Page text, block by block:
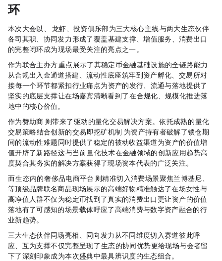
环
本次大会以RWA、OpenClaw龙虾、投资俱乐部为三大核心主线，SFI与两大生态伙伴
各司其职、协同发力，形成了覆盖“基建支撑、增值服务、消费出口”
的完整闭环，成为现场最受关注的亮点之一。
作为联合主办方，SFI重点展示了其稳定币金融基础设施的全链路能力：
从合规出入金通道搭建、流动性底座筑牢，到RWA资产孵化、交易所对
接，每一个环节都紧扣行业痛点，为RWA资产的发行、流通与落地提供了
坚实的底层支撑，让在场嘉宾清晰看到了SFI在合规化、规模化推进RWA落
地中的核心价值。
作为赞助商，COPX DAO则带来了AI驱动的量化交易解决方案。依托成熟的AI量化
交易策略，结合创新的“交易即挖矿”机制，COPX DAO为RWA资产持有者破解了锁仓期
间的流动性难题，同时提供了稳定的被动收益渠道，为RWA资产的价值增
值开辟了新路径——这与当前AI量化技术在金融领域的创新应用趋势高
度契合，其务实的解决方案获得了现场资本代表的广泛关注。
而SFI生态内的Web3奢侈品电商平台Caviar，则精准切入消费场景，聚焦兰博基尼、Fendi
等顶级品牌联名商品，现场展示的高端好物精准触达了在场女性KOL与
高净值人群，不仅为稳定币找到了真实的消费出口，更让RWA资产的价值
落地有了可感知的场景载体，呼应了高端消费与数字资产融合的行
业新趋势。
三大生态伙伴同场亮相、同向发力，从不同维度切入RWA赛道，彼此呼
应、互为支撑，不仅完整呈现了SFI生态的协同优势，更给现场与会者留
下了深刻印象，成为本次盛典中最具辨识度的生态组合。